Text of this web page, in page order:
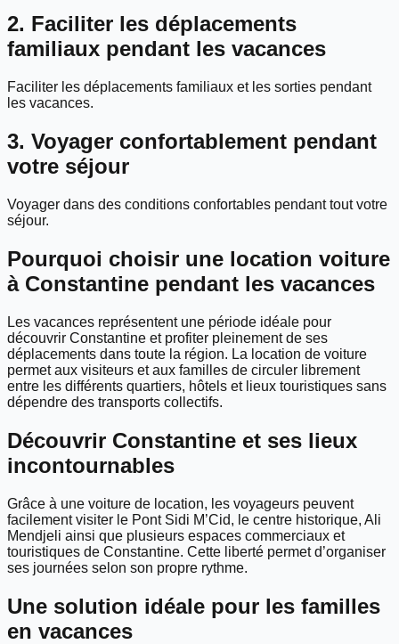
2. Faciliter les déplacements
familiaux pendant les vacances
Faciliter les déplacements familiaux et les sorties pendant
les vacances.
3. Voyager confortablement pendant
votre séjour
Voyager dans des conditions confortables pendant tout votre
séjour.
Pourquoi choisir une location voiture
à Constantine pendant les vacances
Les vacances représentent une période idéale pour
découvrir Constantine et profiter pleinement de ses
déplacements dans toute la région. La location de voiture
permet aux visiteurs et aux familles de circuler librement
entre les différents quartiers, hôtels et lieux touristiques sans
dépendre des transports collectifs.
Découvrir Constantine et ses lieux
incontournables
Grâce à une voiture de location, les voyageurs peuvent
facilement visiter le Pont Sidi M’Cid, le centre historique, Ali
Mendjeli ainsi que plusieurs espaces commerciaux et
touristiques de Constantine. Cette liberté permet d’organiser
ses journées selon son propre rythme.
Une solution idéale pour les familles
en vacances